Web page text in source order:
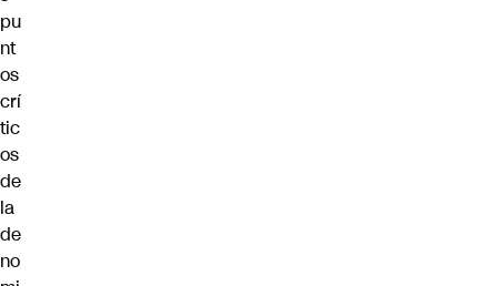
pu
nt
os
crí
tic
os
de
la
de
no